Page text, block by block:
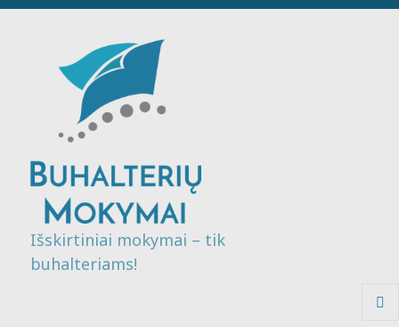
Išskirtiniai mokymai – tik
buhalteriams!